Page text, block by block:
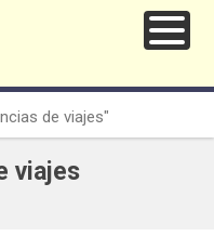
de viajes"
viajes